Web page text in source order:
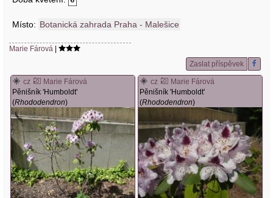
Místo: Botanická zahrada Praha - Malešice
Marie Fárová
Zaslat příspěvek
cz
Marie Fárová
Pěnišník 'Humboldt'
(Rhododendron)
cz
Marie Fárová
Pěnišník 'Humboldt'
(Rhododendron)